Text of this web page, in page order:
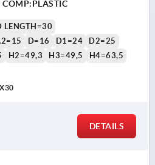
COMP:PLASTIC
LENGTH=30
D=16 D1=24
D2=25
H2=49,3 H3=49,5
H4=63,5
DETAILS